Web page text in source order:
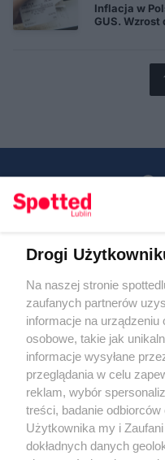
Inflacja w
GUS. Wzrost
KATEGORIE
OGŁOSZENIA
WYDARZENIA
Regulamin
Polityka
RODO
Warunki
Drogi
Na naszej stronie
zaufanych partnerów
informacje na
osobowe, takie jak
informacje wysyłane
przeglądania w celu
reklam, wybór
treści, badanie odbiorców
Użytkownika my i
dokładnych danych